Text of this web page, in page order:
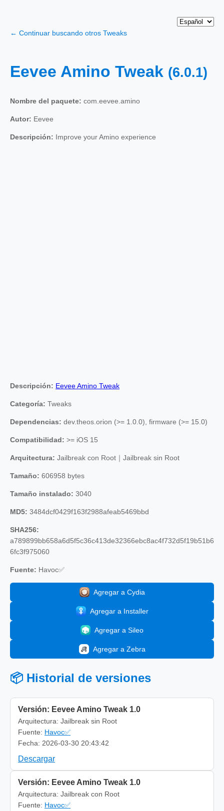
← Continuar buscando otros Tweaks
Eevee Amino Tweak (6.0.1)
Nombre del paquete: com.eevee.amino
Autor: Eevee
Descripción: Improve your Amino experience
Descripción: Eevee Amino Tweak
Categoría: Tweaks
Dependencias: dev.theos.orion (>= 1.0.0), firmware (>= 15.0)
Compatibilidad: >= iOS 15
Arquitectura: Jailbreak con Root｜Jailbreak sin Root
Tamaño: 606958 bytes
Tamaño instalado: 3040
MD5: 3484dcf0429f163f2988afeab5469bbd
SHA256:
a789899bb658a6d5f5c36c413de32366ebc8ac4f732d5f19b51b6
6fc3f975060
Fuente: Havoc✅
Agregar a Cydia
Agregar a Installer
Agregar a Sileo
Agregar a Zebra
📦 Historial de versiones
Versión: Eevee Amino Tweak 1.0
Arquitectura: Jailbreak sin Root
Fuente: Havoc✅
Fecha: 2026-03-30 20:43:42
Descargar
Versión: Eevee Amino Tweak 1.0
Arquitectura: Jailbreak con Root
Fuente: Havoc✅